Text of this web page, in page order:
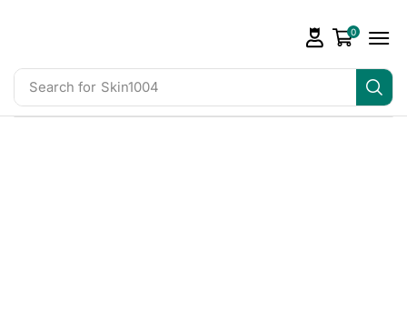
Search for Skin1004
0